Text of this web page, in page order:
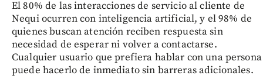
El 80% de las interacciones de servicio al cliente de
Nequi ocurren con inteligencia artificial, y el 98% de
quienes buscan atención reciben respuesta sin
necesidad de esperar ni volver a contactarse.
Cualquier usuario que prefiera hablar con una persona
puede hacerlo de inmediato sin barreras adicionales.